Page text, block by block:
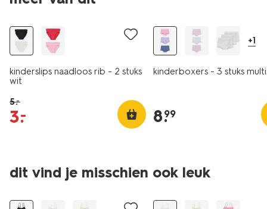
laag geprijsd
kinderslips naadloos rib - 2 stuks
wit
5.–
3.
–
+1
kinderboxers - 3 stuks multi
8.
99
dit vind je misschien ook leuk
2 stuks 2 stuks